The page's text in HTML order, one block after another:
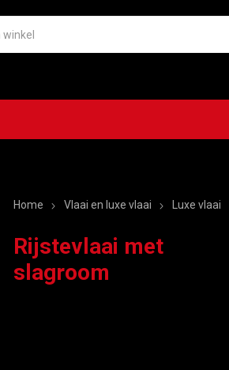
Home Vlaai en luxe vlaai Luxe vlaai
Rijstevlaai met
slagroom